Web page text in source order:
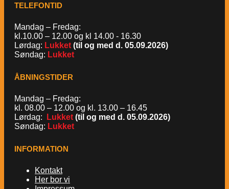
TELEFONTID
Mandag – Fredag:
kl.10.00 – 12.00 og kl 14.00 - 16.30
Lørdag: Lukket (til og med d. 05.09.2026)
Søndag: Lukket
ÅBNINGSTIDER
Mandag – Fredag:
kl. 08.00 – 12.00 og kl. 13.00 – 16.45
Lørdag:
Lukket (til og med d. 05.09.2026)
Søndag: Lukket
INFORMATION
Kontakt
Her bor vi